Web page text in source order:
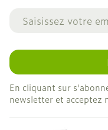
Adresse mail
En cliquant sur
newsletter et acceptez